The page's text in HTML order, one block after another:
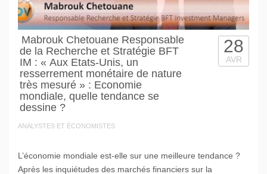
Mabrouk Chetouane Responsable
de la Recherche et Stratégie BFT
IM : « Aux Etats-Unis, un
resserrement monétaire de nature
très mesuré » : Economie
mondiale, quelle tendance se
dessine ?
ANALYSTES ET ÉCONOMISTES
28
AVR
L’économie mondiale est-elle sur une meilleure tendance ?
Après les inquiétudes des marchés financiers sur la